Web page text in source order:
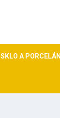
SKLO A PORCELÁN